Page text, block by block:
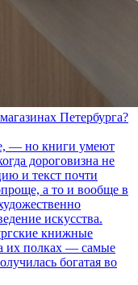
Петербурга?
— но книги умеют
дороговизна не
и текст почти
а то и вообще в
искусства.
книжные
их полках — самые
богатая во